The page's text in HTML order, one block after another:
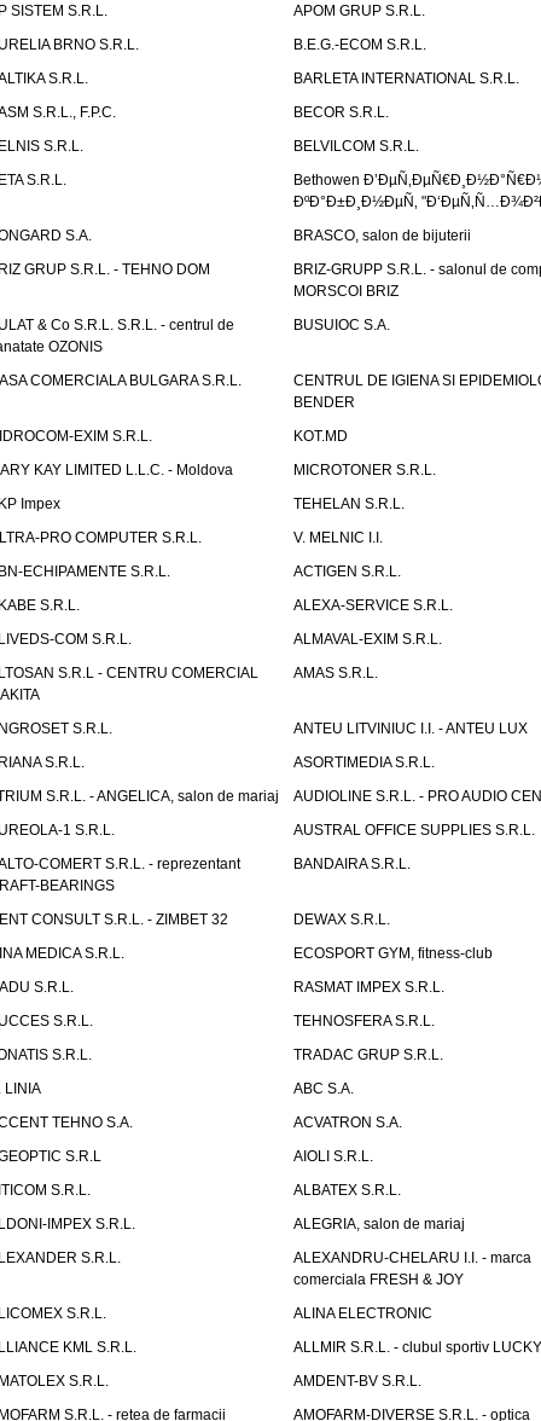
SISTEM S.R.L.
APOM GRUP S.R.L.
BRNO S.R.L.
B.E.G.-ECOM S.R.L.
S.R.L.
BARLETA INTERNATIONAL S.R.L.
S.R.L., F.P.C.
BECOR S.R.L.
S.R.L.
BELVILCOM S.R.L.
S.R.L.
Bethowen
ÐºÐ°Ð±Ð¸Ð½ÐµÑ‚
S.A.
BRASCO, salon de bijuterii
GRUP S.R.L. - TEHNO DOM
BRIZ-GRUPP S.R.L. - salonul de
MORSCOI BRIZ
& Co S.R.L. S.R.L. - centrul de
OZONIS
BUSUIOC S.A.
COMERCIALA BULGARA S.R.L.
CENTRUL DE IGIENA SI
BENDER
EXIM S.R.L.
KOT.MD
KAY LIMITED L.L.C. - Moldova
MICROTONER S.R.L.
Impex
TEHELAN S.R.L.
PRO COMPUTER S.R.L.
V. MELNIC I.I.
ECHIPAMENTE S.R.L.
ACTIGEN S.R.L.
S.R.L.
ALEXA-SERVICE S.R.L.
COM S.R.L.
ALMAVAL-EXIM S.R.L.
S.R.L - CENTRU COMERCIAL
AMAS S.R.L.
S.R.L.
ANTEU LITVINIUC I.I. - ANTEU LUX
S.R.L.
ASORTIMEDIA S.R.L.
S.R.L. - ANGELICA, salon de mariaj
AUDIOLINE S.R.L. - PRO AUDIO
1 S.R.L.
AUSTRAL OFFICE SUPPLIES S.R.L.
COMERT S.R.L. - reprezentant
BEARINGS
BANDAIRA S.R.L.
CONSULT S.R.L. - ZIMBET 32
DEWAX S.R.L.
MEDICA S.R.L.
ECOSPORT GYM, fitness-club
S.R.L.
RASMAT IMPEX S.R.L.
S.R.L.
TEHNOSFERA S.R.L.
S.R.L.
TRADAC GRUP S.R.L.
LINIA
ABC S.A.
TEHNO S.A.
ACVATRON S.A.
S.R.L
AIOLI S.R.L.
S.R.L.
ALBATEX S.R.L.
IMPEX S.R.L.
ALEGRIA, salon de mariaj
S.R.L.
ALEXANDRU-CHELARU I.I. - marca
comerciala FRESH & JOY
S.R.L.
ALINA ELECTRONIC
KML S.R.L.
ALLMIR S.R.L. - clubul sportiv
S.R.L.
AMDENT-BV S.R.L.
S.R.L. - retea de farmacii
AMOFARM-DIVERSE S.R.L. - optica